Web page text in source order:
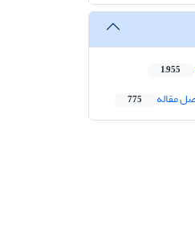
1,955
مقاله 775